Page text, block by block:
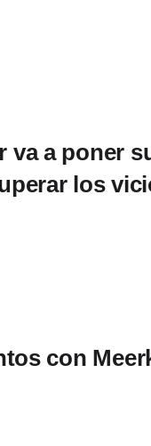
va a poner
los
con